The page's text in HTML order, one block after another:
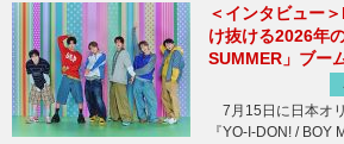
＜インタビュー
け抜ける2026年
SUMMER」ブー
7月15日に日本オ
『YO-I-DON! / BOY